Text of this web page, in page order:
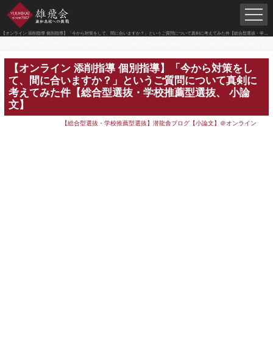
【オンライン 添削指導 個別指導】「今から対策をし
て、間に合いますか？」というご質問について真剣に
考えてみた件【総合型選抜・学校推薦型選抜、 小論
文】
【総合型選抜・学校推薦型選抜】潜龍舎ブログ【小論文】＠オンライン